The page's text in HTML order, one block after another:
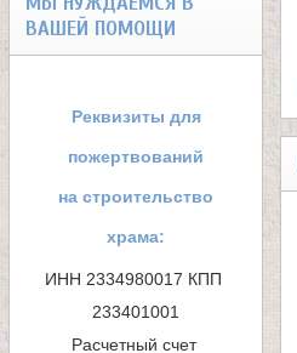
аВАШЕЙ ПОМОЩИ
Реквизиты для
пожертвований
на строительство
храма:
ИНН 2334980017 КПП
233401001
Расчетный счет